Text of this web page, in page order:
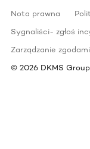
Nota prawna
Sygnaliści- zgłoś
Zarządzanie zgodami
© 2026 DKMS